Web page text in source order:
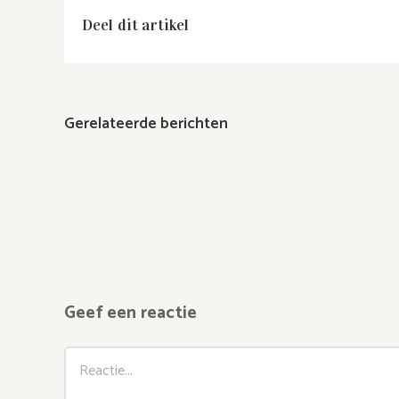
Deel dit artikel
Gerelateerde berichten
Geef een reactie
Reactie